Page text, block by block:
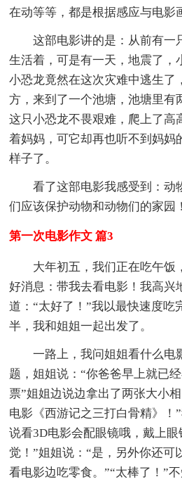
在动等等，都是根据感应与电影
这部电影讲的是：从前有一
生活着，可是有一天，地震了，
小恐龙竟然在这次灾难中逃生了
方，来到了一个池塘，池塘里有
这只小恐龙不畏艰难，爬上了高
着妈妈，可它却再也听不到妈妈
样子了。
看了这部电影我感受到：动
们应该保护动物和动物们的家园！
第一次电影作文 篇3
大年初五，我们正在吃午饭
好消息：带我去看电影！我高兴
道：“太好了！”我以最快速度吃
半，我和姐姐一起出发了。
一路上，我问姐姐看什么电
题，姐姐说：“你爸爸早上就已
票”姐姐边说边拿出了两张大小
电影《西游记之三打白骨精》！
说看3D电影会配眼镜哦，戴上
觉！”姐姐说：“是，另外你还可
看电影边吃零食。”“太棒了！”